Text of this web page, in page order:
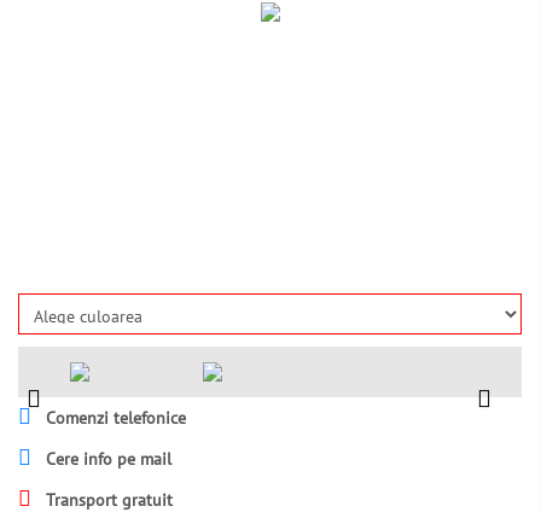
Comenzi telefonice
Cere info pe mail
Transport gratuit